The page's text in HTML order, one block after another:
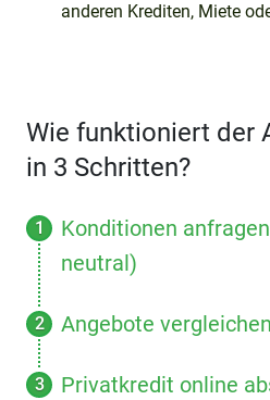
anderen Krediten, Miete
Wie funktioniert der
in 3 Schritten?
Konditionen
neutral)
Angebote vergleichen
Privatkredit online